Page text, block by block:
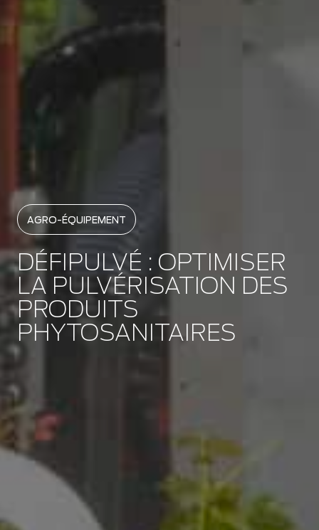
AGRO-ÉQUIPEMENT
DÉFIPULVÉ : OPTIMISER
LA PULVÉRISATION DES
PRODUITS
PHYTOSANITAIRES